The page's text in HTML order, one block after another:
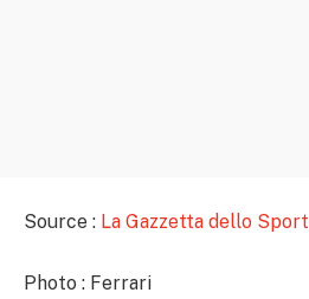
Source : La Gazzetta dello Sport
Photo : Ferrari